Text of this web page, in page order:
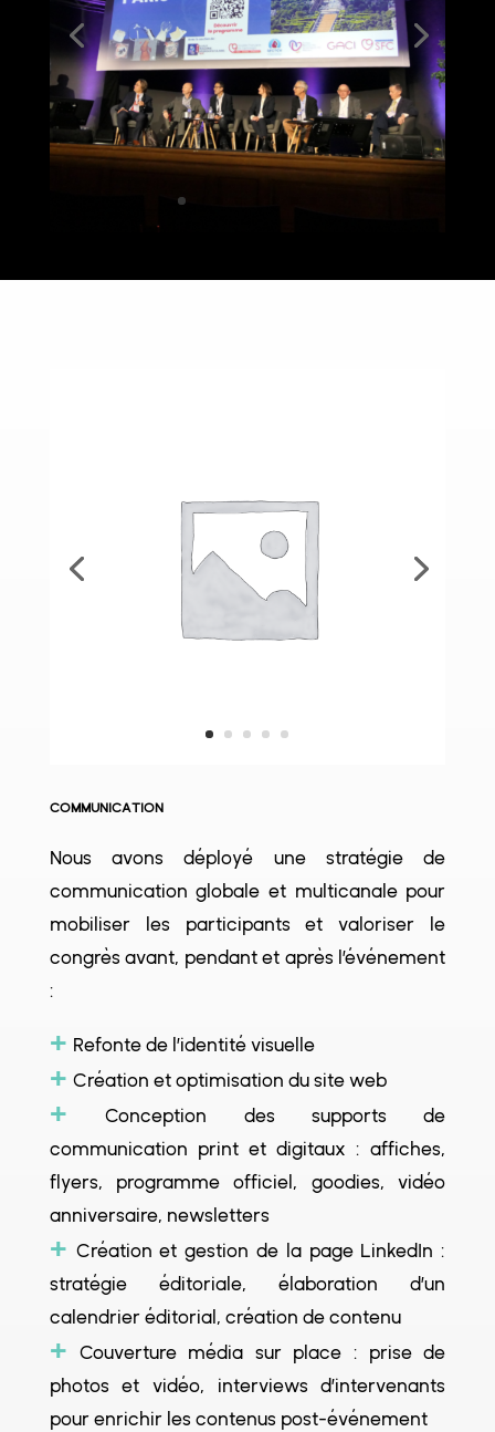
COMMUNICATION
Nous avons déployé une stratégie de
communication globale et multicanale pour
mobiliser les participants et valoriser le
congrès avant, pendant et après l’événement
:
+ Refonte de l’identité visuelle
+ Création et optimisation du site web
+Conception des supports de
communication print et digitaux : affiches,
flyers, programme officiel, goodies, vidéo
anniversaire, newsletters
+ Création et gestion de la page LinkedIn :
stratégie éditoriale, élaboration d’un
calendrier éditorial, création de contenu
+Couverture média sur place : prise de
photos et vidéo, interviews d’intervenants
pour enrichir les contenus post-événement